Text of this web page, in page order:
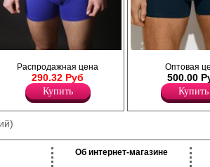
с надписью " Premio"
Распродажная цена
290.32 Руб
Купить
силуэта, однотонные, из
высококачественного хлопка с
добавлением эластана,
прочность и качество одежды,
идеальное облегание фигуры.
логотипом, профилированный
Модель не имеет боковых швов,
закрывает ягодицы и немного
Оптовая
500.00
Купить
Об интернет-магазине